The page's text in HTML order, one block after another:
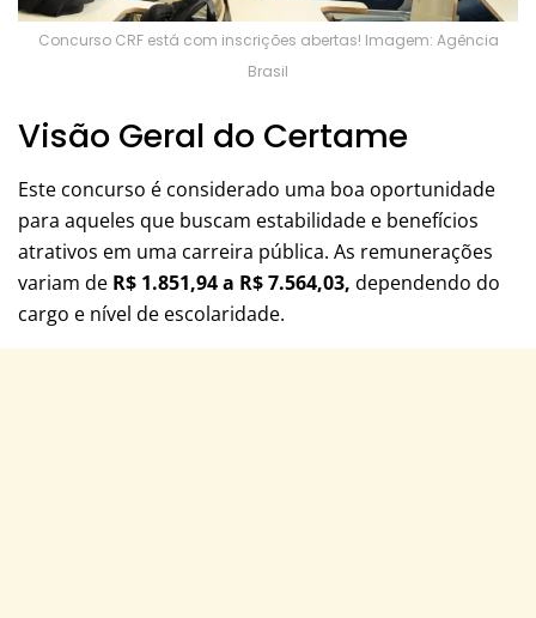
Concurso CRF está com inscrições abertas! Imagem: Agência
Brasil
Visão Geral do Certame
Este concurso é considerado uma boa oportunidade
para aqueles que buscam estabilidade e benefícios
atrativos em uma carreira pública. As remunerações
variam de R$ 1.851,94 a R$ 7.564,03, dependendo do
cargo e nível de escolaridade.